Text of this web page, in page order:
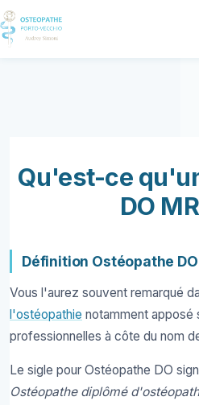
Votre
RDV en
Qu'est-ce
DO
Définition Ostéopathe DO
Vous l'aurez souvent remarqué
l'ostéopathie notamment apposé
professionnelles à côte du nom
Le sigle pour Ostéopathe DO
Ostéopathe diplômé